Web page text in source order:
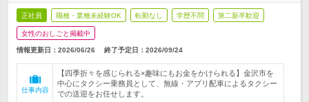
正社員 職種・業種未経験OK 転勤なし 学歴不問 第二新卒歓迎
女性のおしごと掲載中
情報更新日：2026/06/26 終了予定日： 2026/09/24
仕事内容
【四季折々を感じられる×趣味にもお金をかけられる】金沢市を
中心にタクシー乗務員として、無線・アプリ配車によるタクシー
での送迎をお任せします。